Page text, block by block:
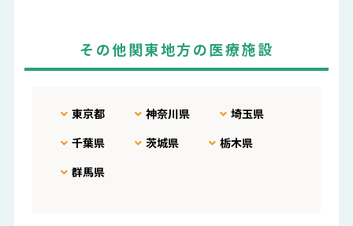
その他関東地方の医療施設
東京都 神奈川県
埼玉県
千葉県
茨城県
栃木県
群馬県